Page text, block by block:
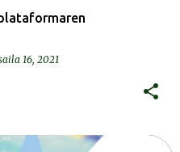
plataformaren
16, 2021